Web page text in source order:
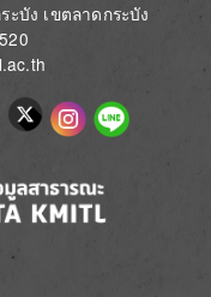
ะบัง เขตลาดกระบัง
ImageImageImage